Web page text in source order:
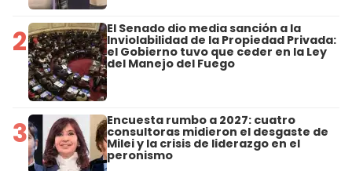
2 El Senado dio media sanción a la
Inviolabilidad de la Propiedad Privada:
el Gobierno tuvo que ceder en la Ley
del Manejo del Fuego
3 Encuesta rumbo a 2027: cuatro
consultoras midieron el desgaste de
Milei y la crisis de liderazgo en el
peronismo